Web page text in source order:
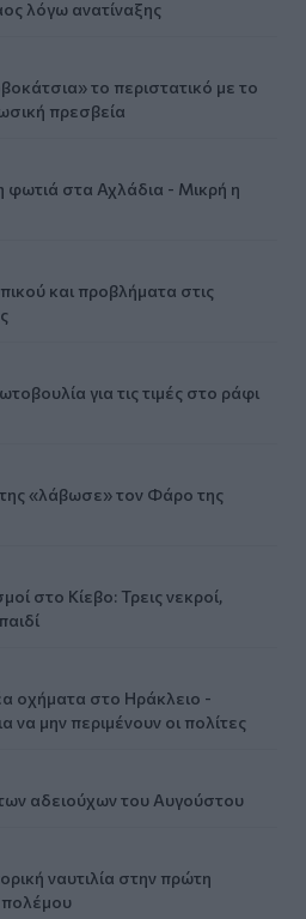
λόγω ανατίναξης
το περιστατικό με το
πρεσβεία
φωτιά στα Αχλάδια - Μικρή η
και προβλήματα στις
για τις τιμές στο ράφι
«λάβωσε» τον Φάρο της
στο Κίεβο: Τρεις νεκροί,
οχήματα στο Ηράκλειο -
να μην περιμένουν οι πολίτες
αδειούχων του Αυγούστου
ναυτιλία στην πρώτη
πολέμου